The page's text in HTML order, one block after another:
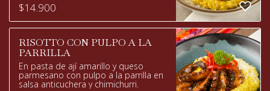
$14.900
RISOTTO CON PULPO A LA
PARRILLA
En pasta de ají amarillo y queso
parmesano con pulpo a la parrilla en
salsa anticuchera y chimichurri.